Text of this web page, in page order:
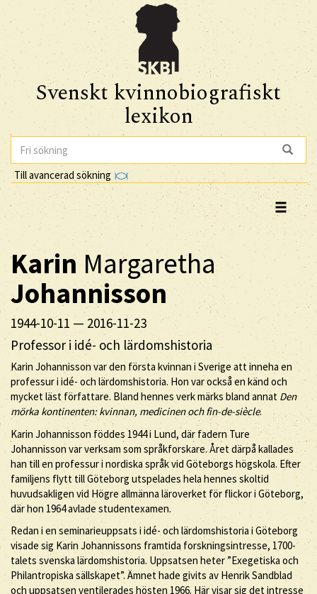
Svenskt kvinnobiografiskt
lexikon
Till avancerad sökning
Karin Margaretha
Johannisson
1944-10-11 — 2016-11-23
Professor i idé- och lärdomshistoria
Karin Johannisson var den första kvinnan i Sverige att inneha en
professur i idé- och lärdomshistoria. Hon var också en känd och
mycket läst författare. Bland hennes verk märks bland annat Den
mörka kontinenten: kvinnan, medicinen och fin-de-siècle.
Karin Johannisson föddes 1944 i Lund, där fadern Ture
Johannisson var verksam som språkforskare. Året därpå kallades
han till en professur i nordiska språk vid Göteborgs högskola. Efter
familjens flytt till Göteborg utspelades hela hennes skoltid
huvudsakligen vid Högre allmänna läroverket för flickor i Göteborg,
där hon 1964 avlade studentexamen.
Redan i en seminarieuppsats i idé- och lärdomshistoria i Göteborg
visade sig Karin Johannissons framtida forskningsintresse, 1700-
talets svenska lärdomshistoria. Uppsatsen heter ”Exegetiska och
Philantropiska sällskapet”. Ämnet hade givits av Henrik Sandblad
och uppsatsen ventilerades hösten 1966. Här visar sig det intresse